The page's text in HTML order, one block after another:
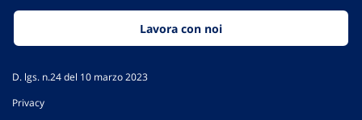
Lavora con noi
D. lgs. n.24 del 10 marzo 2023
Privacy